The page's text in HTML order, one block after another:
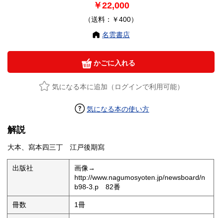
￥22,000
（送料：￥400）
名雲書店
かごに入れる
気になる本に追加（ログインで利用可能）
気になる本の使い方
解説
大本、寫本四三丁 江戸後期寫
出版社
画像→
http://www.nagumosyoten.jp/newsboard/n
b98-3.p 82番
冊数 1冊